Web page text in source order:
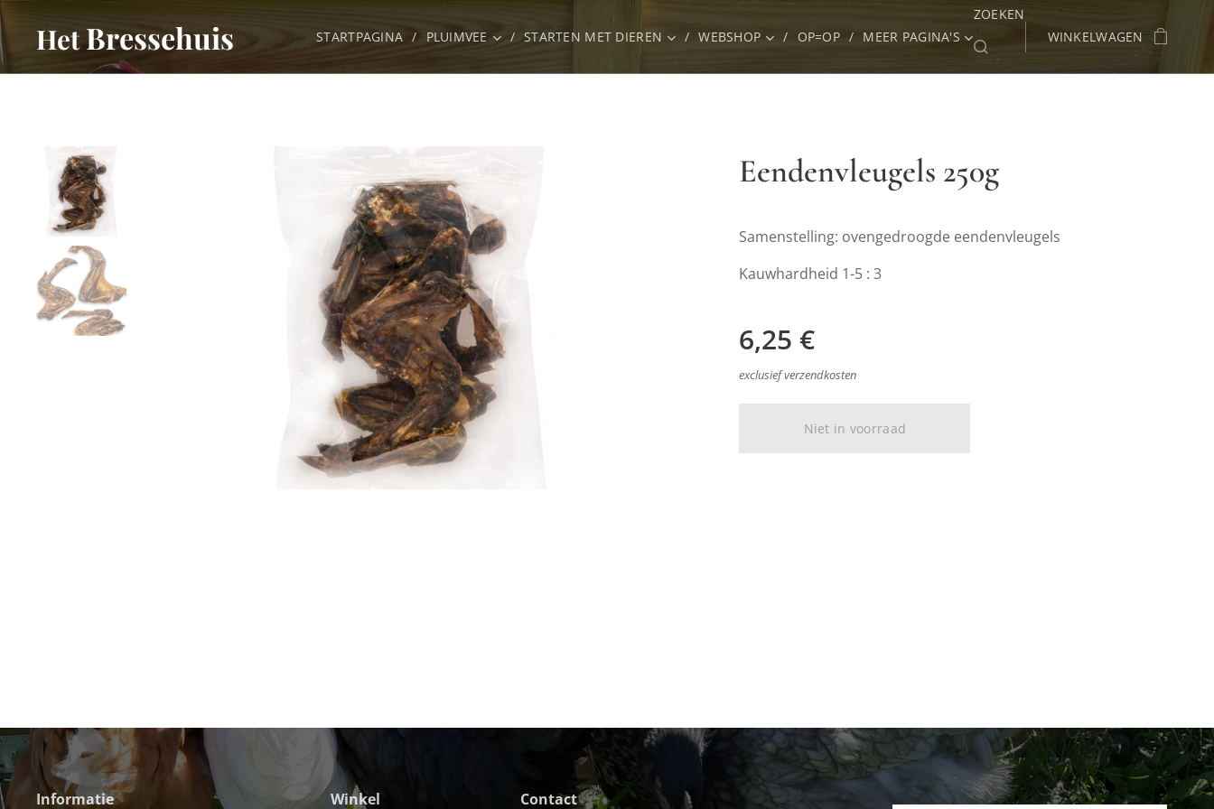
HetBressehuis STARTPAGINA PLUIMVEE STARTEN MET DIEREN WEBSHOP OP=OP MEER PAGINA'S
ZOEKEN
WINKELWAGEN
Eendenvleugels 250g
Samenstelling: ovengedroogde eendenvleugels
Kauwhardheid 1-5 : 3
6,25 €
exclusief verzendkosten
Niet in voorraad
Informatie Winkel Contact